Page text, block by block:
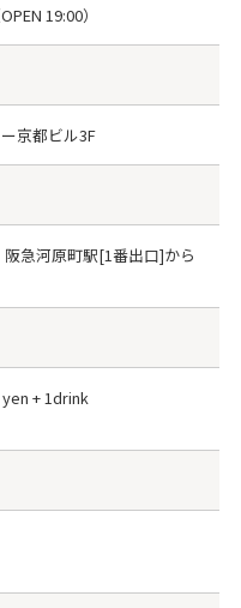
19:00）
京都ビル3F
急河原町駅[1番出口]から
+ 1drink